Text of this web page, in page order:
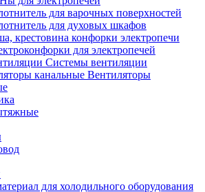
для варочных поверхностей
для духовых шкафов
крестовина конфорки электропечи
для электропечей
Системы вентиляции
Вентиляторы